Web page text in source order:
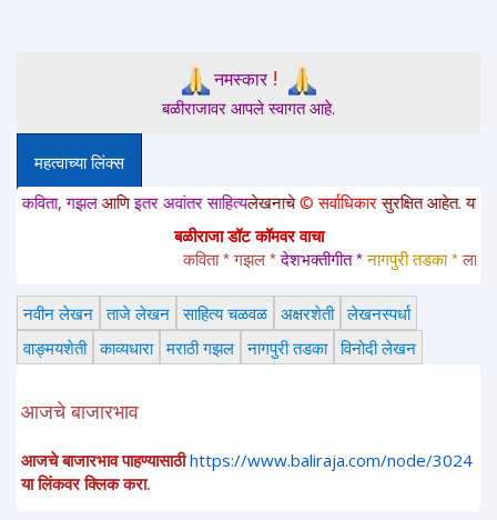
नमस्कार!
बळीराजावर आपले स्वागत आहे.
महत्वाच्या लिंक्स
गझलआणिइतर अवांतर साहित्यलेखनाचे© सर्वाधिकारसुरक्षित आहेत. या साईटवरचे
बळीराजा डॉट कॉमवर वाचा
कविता * गझल * देशभक्तीगीत * नागपुरी तडका * लावणी *
नवीन लेखन ताजे लेखन साहित्य चळवळ अक्षरशेती लेखनस्पर्धा
वाङ्मयशेती काव्यधारा मराठी गझल नागपुरी तडका विनोदी लेखन
आजचे बाजारभाव
आजचे बाजारभाव पाहण्यासाठी https://www.baliraja.com/node/3024
या लिंकवर क्लिक करा.